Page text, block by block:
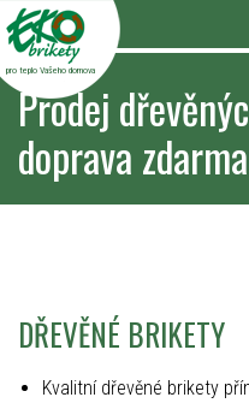
pro teplo Vašeho domova
Prodej
doprava zdarma
DŘEVĚNÉ BRIKETY
Kvalitní dřevěné brikety